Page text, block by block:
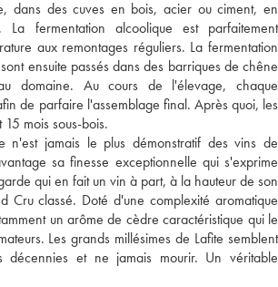
dans des cuves en bois, acier ou ciment, en
La fermentation alcoolique est parfaitement
aux remontages réguliers. La fermentation
ensuite passés dans des barriques de chêne
domaine. Au cours de l'élevage, chaque
de parfaire l'assemblage final. Après quoi, les
mois sous-bois.
n'est jamais le plus démonstratif des vins de
sa finesse exceptionnelle qui s'exprime
qui en fait un vin à part, à la hauteur de son
Cru classé. Doté d'une complexité aromatique
un arôme de cèdre caractéristique qui le
Les grands millésimes de Lafite semblent
et ne jamais mourir. Un véritable